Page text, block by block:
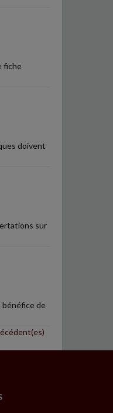
fiche
doivent
sur
bénéfice de